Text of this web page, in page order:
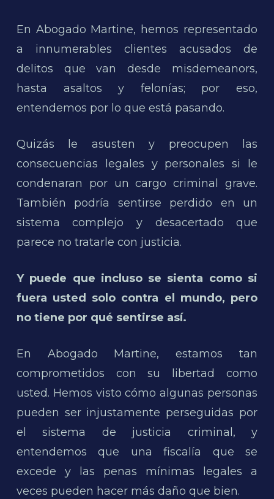
En Abogado Martine, hemos representado
a innumerables clientes acusados de
delitos que van desde misdemeanors,
hasta asaltos y felonías; por eso,
entendemos por lo que está pasando.
Quizás le asusten y preocupen las
consecuencias legales y personales si le
condenaran por un cargo criminal grave.
También podría sentirse perdido en un
sistema complejo y desacertado que
parece no tratarle con justicia.
Y puede que incluso se sienta como si
fuera usted solo contra el mundo, pero
no tiene por qué sentirse así.
En Abogado Martine, estamos tan
comprometidos con su libertad como
usted. Hemos visto cómo algunas personas
pueden ser injustamente perseguidas por
el sistema de justicia criminal, y
entendemos que una fiscalía que se
excede y las penas mínimas legales a
veces pueden hacer más daño que bien.